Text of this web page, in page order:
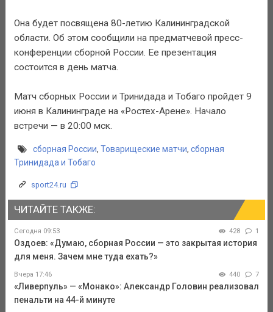
Она будет посвящена 80-летию Калининградской
области. Об этом сообщили на предматчевой пресс-
конференции сборной России. Ее презентация
состоится в день матча.
Матч сборных России и Тринидада и Тобаго пройдет 9
июня в Калининграде на «Ростех-Арене». Начало
встречи — в 20:00 мск.
сборная России, Товарищеские матчи, сборная
Тринидада и Тобаго
sport24.ru
ЧИТАЙТЕ ТАКЖЕ:
Сегодня 09:53 428 1
Оздоев: «Думаю, сборная России — это закрытая история
для меня. Зачем мне туда ехать?»
Вчера 17:46 440 7
«Ливерпуль» — «Монако»: Александр Головин реализовал
пенальти на 44-й минуте